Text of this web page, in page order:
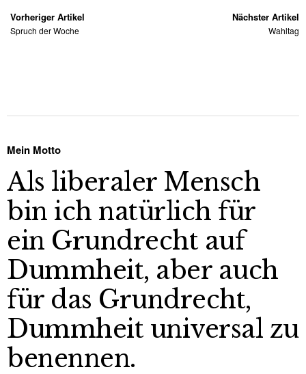
Vorheriger Artikel
Spruch der Woche
Nächster Artikel
Wahltag
Mein Motto
Als liberaler Mensch
bin ich natürlich für
ein Grundrecht auf
Dummheit, aber auch
für das Grundrecht,
Dummheit universal zu
benennen.